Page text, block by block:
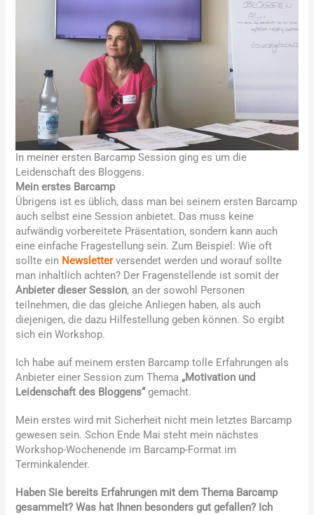
In meiner ersten Barcamp Session ging es um die
Leidenschaft des Bloggens.
Mein erstes Barcamp
Übrigens ist es üblich, dass man bei seinem ersten Barcamp
auch selbst eine Session anbietet. Das muss keine
aufwändig vorbereitete Präsentation, sondern kann auch
eine einfache Fragestellung sein. Zum Beispiel: Wie oft
sollte ein Newsletter versendet werden und worauf sollte
man inhaltlich achten? Der Fragenstellende ist somit der
Anbieter dieser Session, an der sowohl Personen
teilnehmen, die das gleiche Anliegen haben, als auch
diejenigen, die dazu Hilfestellung geben können. So ergibt
sich ein Workshop.
Ich habe auf meinem ersten Barcamp tolle Erfahrungen als
Anbieter einer Session zum Thema „Motivation und
Leidenschaft des Bloggens“gemacht.
Mein erstes wird mit Sicherheit nicht mein letztes Barcamp
gewesen sein. Schon Ende Mai steht mein nächstes
Workshop-Wochenende im Barcamp-Format im
Terminkalender.
Haben Sie bereits Erfahrungen mit dem Thema Barcamp
gesammelt? Was hat Ihnen besonders gut gefallen? Ich